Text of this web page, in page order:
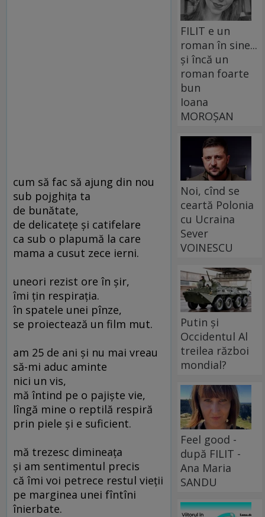
cum să fac să ajung din nou
sub pojghiţa ta
de bunătate,
de delicateţe şi catifelare
ca sub o plapumă la care
mama a cusut zece ierni.
uneori rezist ore în şir,
îmi ţin respiraţia.
în spatele unei pînze,
se proiectează un film mut.
am 25 de ani şi nu mai vreau
să-mi aduc aminte
nici un vis,
mă întind pe o pajişte vie,
lîngă mine o reptilă respiră
prin piele şi e suficient.
mă trezesc dimineaţa
şi am sentimentul precis
că îmi voi petrece restul vieţii
pe marginea unei fîntîni
înierbate.
FILIT e un
roman în sine...
și încă un
roman foarte
bun
Ioana
MOROȘAN
Noi, cînd se
ceartă Polonia
cu Ucraina
Sever
VOINESCU
Putin și
Occidentul Al
treilea război
mondial?
Feel good -
după FILIT -
Ana Maria
SANDU